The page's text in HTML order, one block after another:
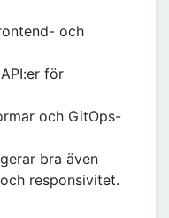
och
för
och GitOps-
bra även
responsivitet.